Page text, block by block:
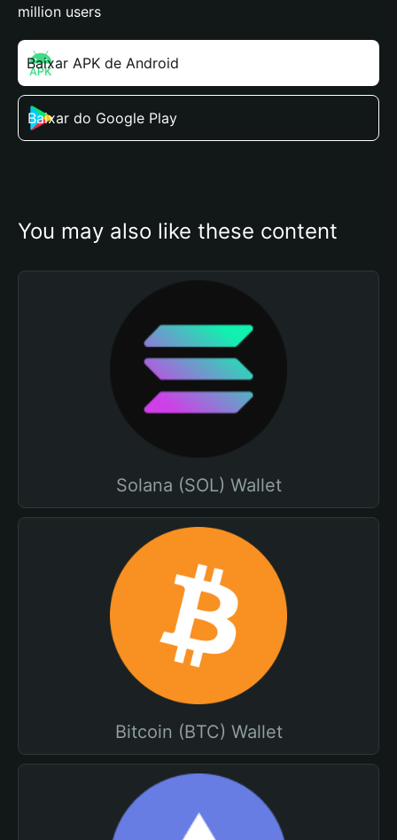
million users
Baixar APK de Android
Baixar do Google Play
You may also like these content
Solana (SOL) Wallet
Bitcoin (BTC) Wallet